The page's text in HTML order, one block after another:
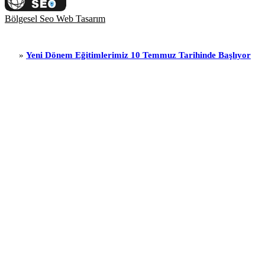
Bölgesel Seo Web Tasarım
Dönem Eğitimlerimiz 10 Temmuz Tarihinde Başlıyor